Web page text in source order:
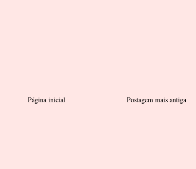
Postagem mais antiga
Página inicial